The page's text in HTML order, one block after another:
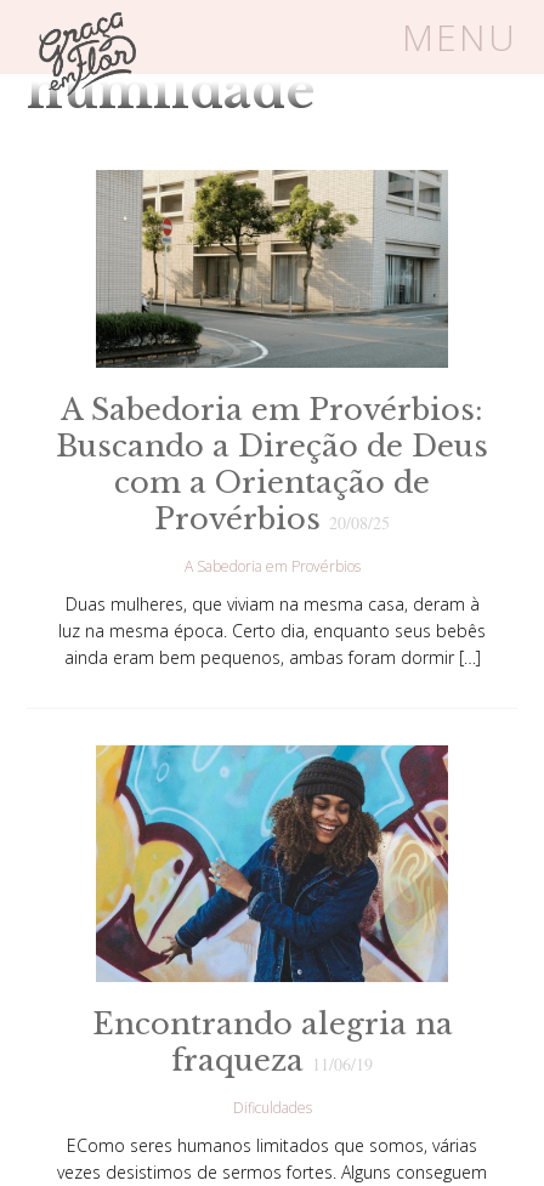
MENU
Um espaço seguro onde mulheres
Livros Carrinho Login
BLOG
SOBRE
FRUTÍFERAS
Tag Arquivos:
humildade
A Sabedoria em Provérbios:
Buscando a Direção de Deus
com a Orientação de
Provérbios 20/08/25
A Sabedoria em Provérbios
Duas mulheres, que viviam na mesma casa, deram à
luz na mesma época. Certo dia, enquanto seus bebês
ainda eram bem pequenos, ambas foram dormir […]
Encontrando alegria na
fraqueza 11/06/19
Dificuldades
EComo seres humanos limitados que somos, várias
vezes desistimos de sermos fortes. Alguns conseguem